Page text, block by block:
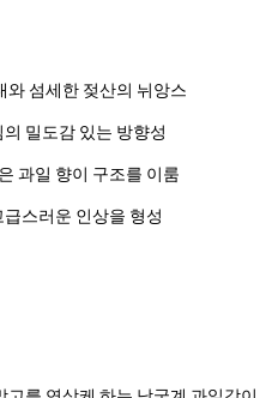
와 섬세한 젖산의 뉘앙스
밀도감 있는 방향성
과일 향이 구조를 이룸
스러운 인상을 형성